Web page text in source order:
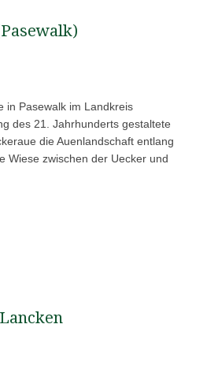
in Pasewalk im Landkreis
des 21. Jahrhunderts gestaltete
die Auenlandschaft entlang
Wiese zwischen der Uecker und